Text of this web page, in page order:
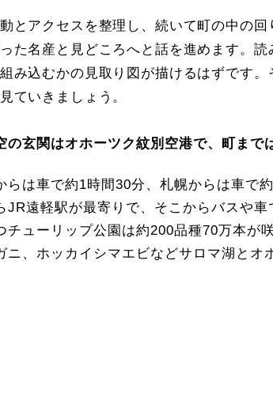
とアクセスを整理し、続いて町の中の
た名産と見どころへと話を進めます。
み込むかの見取り図が描けるはずです
ていきましょう。
の玄関はオホーツク紋別空港で、町まで
らは車で約1時間30分、札幌からは車で
JR遠軽駅が最寄りで、そこからバスや車
チューリップ公園は約200品種70万本が
ニ、ホッカイシマエビなどサロマ湖とオ